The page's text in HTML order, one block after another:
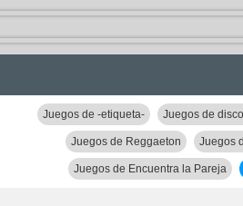
Juegos de -etiqueta- Juegos de
Juegos de Reggaeton Juegos
Juegos de Encuentra la Pareja